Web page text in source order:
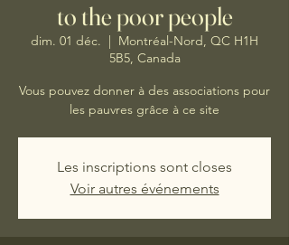
to the poor people
dim. 01 déc.
  |
Montréal-Nord, QC H1H
5B5, Canada
Vous pouvez donner à des associations pour
les pauvres grâce à ce site
Les inscriptions sont closes
Voir autres événements